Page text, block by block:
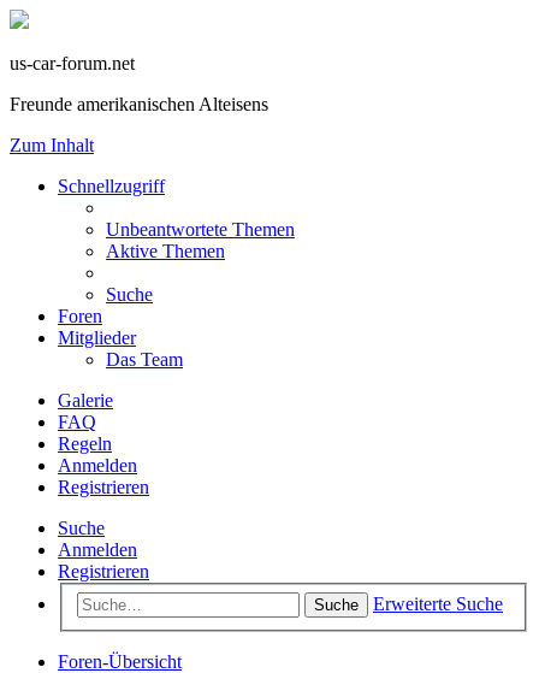
us-car-forum.net
Freunde amerikanischen Alteisens
Zum Inhalt
Schnellzugriff
Unbeantwortete Themen
Aktive Themen
Suche
Foren
Mitglieder
Das Team
Galerie
FAQ
Regeln
Anmelden
Registrieren
Suche
Anmelden
Registrieren
Suche Erweiterte Suche
Foren-Übersicht